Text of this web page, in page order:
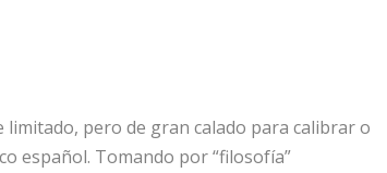
pero de gran calado para calibrar o
español. Tomando por “filosofía”